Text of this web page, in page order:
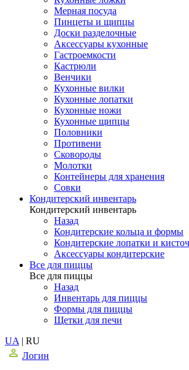
Мерная посуда
Пинцеты и щипцы
Доски разделочные
Аксессуары кухонные
Гастроемкости
Кастрюли
Венчики
Кухонные вилки
Кухонные лопатки
Кухонные ножи
Кухонные щипцы
Половники
Противени
Сковороды
Молотки
Контейнеры для хранения
Совки
Кондитерский инвентарь
Кондитерский инвентарь
Назад
Кондитерские кольца и формы
Кондитерские лопатки и
Аксессуары кондитерские
Все для пиццы
Все для пиццы
Назад
Инвентарь для пиццы
Формы для пиццы
Щетки для печи
UA | RU
Логин